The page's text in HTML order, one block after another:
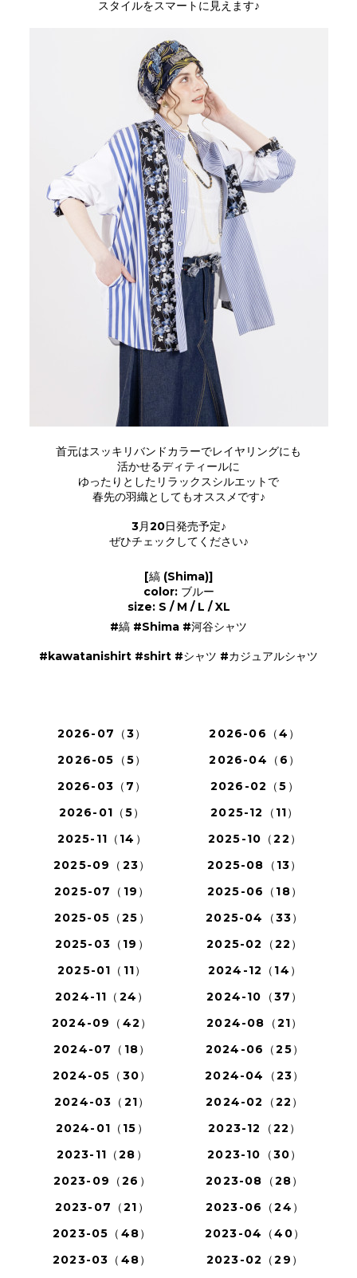
スタイルをスマートに見えます♪
首元はスッキリバンドカラーでレイヤリングにも
活かせるディティールに
ゆったりとしたリラックスシルエットで
春先の羽織としてもオススメです♪
3月20日発売予定♪
ぜひチェックしてください♪
[縞 (Shima)]
color: ブルー
size: S / M / L / XL
#縞 #Shima #河谷シャツ
#kawatanishirt #shirt #シャツ #カジュアルシャツ
2026-07（3）
2026-06（4）
2026-05（5）
2026-04（6）
2026-03（7）
2026-02（5）
2026-01（5）
2025-12（11）
2025-11（14）
2025-10（22）
2025-09（23）
2025-08（13）
2025-07（19）
2025-06（18）
2025-05（25）
2025-04（33）
2025-03（19）
2025-02（22）
2025-01（11）
2024-12（14）
2024-11（24）
2024-10（37）
2024-09（42）
2024-08（21）
2024-07（18）
2024-06（25）
2024-05（30）
2024-04（23）
2024-03（21）
2024-02（22）
2024-01（15）
2023-12（22）
2023-11（28）
2023-10（30）
2023-09（26）
2023-08（28）
2023-07（21）
2023-06（24）
2023-05（48）
2023-04（40）
2023-03（48）
2023-02（29）